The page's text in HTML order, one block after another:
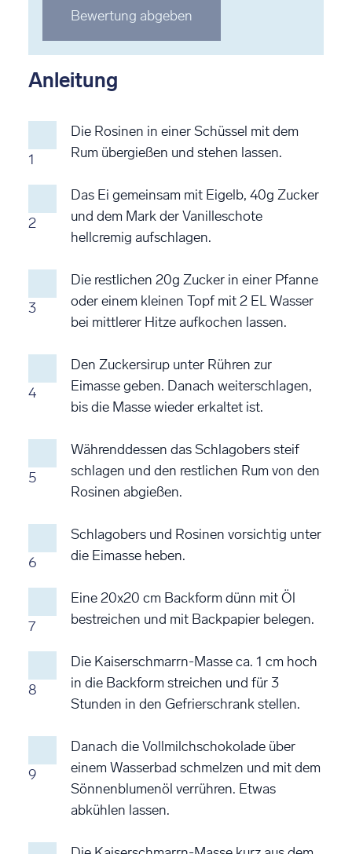
Stern
bewerten
Stern
bewerten
Stern
bewerten
Stern
bewerten
Stern
bewerten
Bewertung abgeben
Anleitung
1
Die Rosinen in einer Schüssel mit dem
Rum übergießen und stehen lassen.
2
Das Ei gemeinsam mit Eigelb, 40g Zucker
und dem Mark der Vanilleschote
hellcremig aufschlagen.
3
Die restlichen 20g Zucker in einer Pfanne
oder einem kleinen Topf mit 2 EL Wasser
bei mittlerer Hitze aufkochen lassen.
4
Den Zuckersirup unter Rühren zur
Eimasse geben. Danach weiterschlagen,
bis die Masse wieder erkaltet ist.
5
Währenddessen das Schlagobers steif
schlagen und den restlichen Rum von den
Rosinen abgießen.
6
Schlagobers und Rosinen vorsichtig unter
die Eimasse heben.
7
Eine 20x20 cm Backform dünn mit Öl
bestreichen und mit Backpapier belegen.
8
Die Kaiserschmarrn-Masse ca. 1 cm hoch
in die Backform streichen und für 3
Stunden in den Gefrierschrank stellen.
9
Danach die Vollmilchschokolade über
einem Wasserbad schmelzen und mit dem
Sönnenblumenöl verrühren. Etwas
abkühlen lassen.